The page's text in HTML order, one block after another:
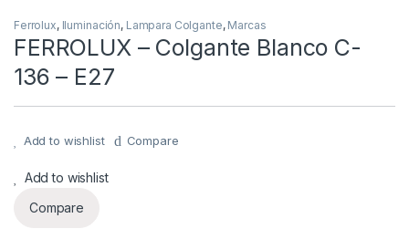
Ferrolux, Iluminación, Lampara Colgante, Marcas
FERROLUX – Colgante Blanco C-
136 – E27
Add to wishlist Compare
Add to wishlist
Compare